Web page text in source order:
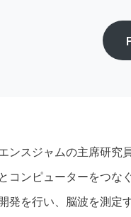
ンスジャムの主席研究
コンピューターをつな
発を行い、脳波を測定